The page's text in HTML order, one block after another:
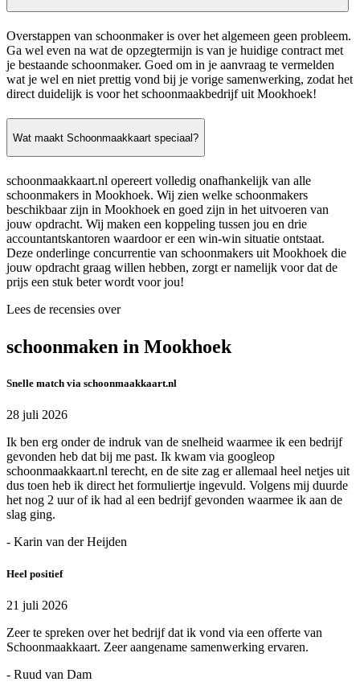
Overstappen van schoonmaker is over het algemeen geen probleem.
Ga wel even na wat de opzegtermijn is van je huidige contract met
je bestaande schoonmaker. Goed om in je aanvraag te vermelden
wat je wel en niet prettig vond bij je vorige samenwerking, zodat het
direct duidelijk is voor het schoonmaakbedrijf uit Mookhoek!
Wat maakt Schoonmaakkaart speciaal?
schoonmaakkaart.nl opereert volledig onafhankelijk van alle
schoonmakers in Mookhoek. Wij zien welke schoonmakers
beschikbaar zijn in Mookhoek en goed zijn in het uitvoeren van
jouw opdracht. Wij maken een koppeling tussen jou en drie
accountantskantoren waardoor er een win-win situatie ontstaat.
Deze onderlinge concurrentie van schoonmakers uit Mookhoek die
jouw opdracht graag willen hebben, zorgt er namelijk voor dat de
prijs een stuk beter wordt voor jou!
Lees de recensies over
schoonmaken in Mookhoek
Snelle match via schoonmaakkaart.nl
28 juli 2026
Ik ben erg onder de indruk van de snelheid waarmee ik een bedrijf
gevonden heb dat bij me past. Ik kwam via googleop
schoonmaakkaart.nl terecht, en de site zag er allemaal heel netjes uit
dus toen heb ik direct het formuliertje ingevuld. Volgens mij duurde
het nog 2 uur of ik had al een bedrijf gevonden waarmee ik aan de
slag ging.
- Karin van der Heijden
Heel positief
21 juli 2026
Zeer te spreken over het bedrijf dat ik vond via een offerte van
Schoonmaakkaart. Zeer aangename samenwerking ervaren.
- Ruud van Dam